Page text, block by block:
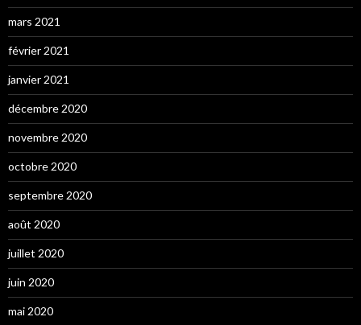
mars 2021
février 2021
janvier 2021
décembre 2020
novembre 2020
octobre 2020
septembre 2020
août 2020
juillet 2020
juin 2020
mai 2020